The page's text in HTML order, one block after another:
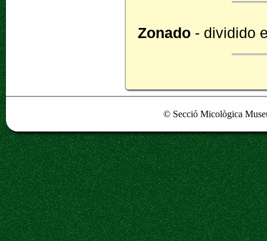
Zonado - dividido
© Secció Micològica